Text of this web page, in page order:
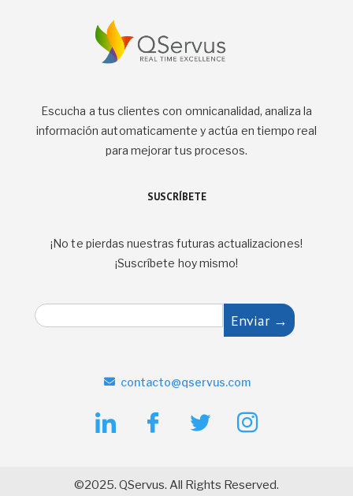
Escucha a tus clientes con omnicanalidad, analiza la
información automaticamente y actúa en tiempo real
para mejorar tus procesos.
SUSCRÍBETE
¡No te pierdas nuestras futuras actualizaciones!
¡Suscríbete hoy mismo!
E
m
Enviar →
contacto@qservus.com
©2025. QServus. All Rights Reserved.